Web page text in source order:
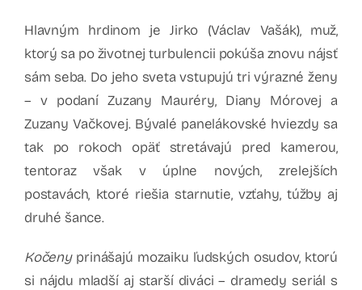
Hlavným hrdinom je Jirko (Václav Vašák), muž,
ktorý sa po životnej turbulencii pokúša znovu nájsť
sám seba. Do jeho sveta vstupujú tri výrazné ženy
– v podaní Zuzany Mauréry, Diany Mórovej a
Zuzany Vačkovej. Bývalé panelákovské hviezdy sa
tak po rokoch opäť stretávajú pred kamerou,
tentoraz však v úplne nových, zrelejších
postavách, ktoré riešia starnutie, vzťahy, túžby aj
druhé šance.
Kočenyprinášajú mozaiku ľudských osudov, ktorú
si nájdu mladší aj starší diváci – dramedy seriál s